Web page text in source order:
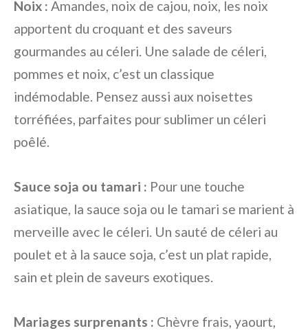
Noix : Amandes, noix de cajou, noix, les noix
apportent du croquant et des saveurs
gourmandes au céleri. Une salade de céleri,
pommes et noix, c’est un classique
indémodable. Pensez aussi aux noisettes
torréfiées, parfaites pour sublimer un céleri
poêlé.
Sauce soja ou tamari : Pour une touche
asiatique, la sauce soja ou le tamari se marient à
merveille avec le céleri. Un sauté de céleri au
poulet et à la sauce soja, c’est un plat rapide,
sain et plein de saveurs exotiques.
Mariages surprenants : Chèvre frais, yaourt,